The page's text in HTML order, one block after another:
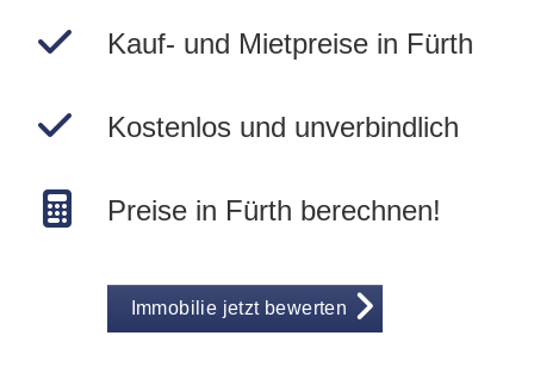
Kauf- und Mietpreise in Fürth
Kostenlos und unverbindlich
Preise in Fürth berechnen!
Immobilie jetzt bewerten